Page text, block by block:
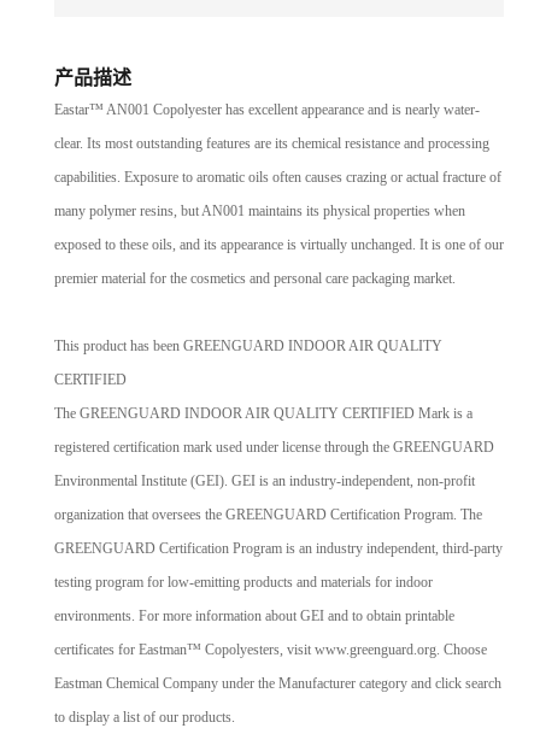
产品描述
Eastar™ AN001 Copolyester has excellent appearance and is nearly water-
clear. Its most outstanding features are its chemical resistance and processing
capabilities. Exposure to aromatic oils often causes crazing or actual fracture of
many polymer resins, but AN001 maintains its physical properties when
exposed to these oils, and its appearance is virtually unchanged. It is one of our
premier material for the cosmetics and personal care packaging market.
This product has been GREENGUARD INDOOR AIR QUALITY
CERTIFIED
The GREENGUARD INDOOR AIR QUALITY CERTIFIED Mark is a
registered certification mark used under license through the GREENGUARD
Environmental Institute (GEI). GEI is an industry-independent, non-profit
organization that oversees the GREENGUARD Certification Program. The
GREENGUARD Certification Program is an industry independent, third-party
testing program for low-emitting products and materials for indoor
environments. For more information about GEI and to obtain printable
certificates for Eastman™ Copolyesters, visit www.greenguard.org. Choose
Eastman Chemical Company under the Manufacturer category and click search
to display a list of our products.